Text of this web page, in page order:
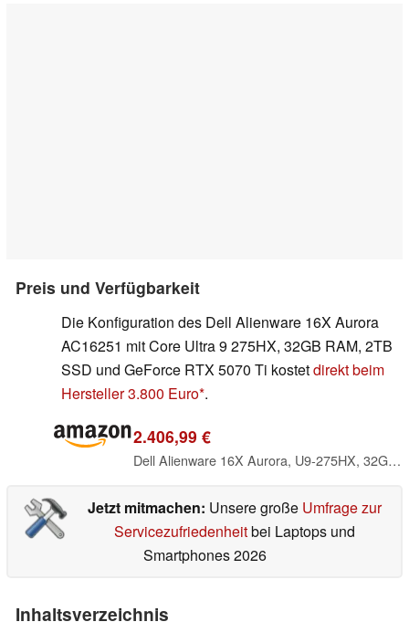
Preis und Verfügbarkeit
Die Konfiguration des Dell Alienware 16X Aurora
AC16251 mit Core Ultra 9 275HX, 32GB RAM, 2TB
SSD und GeForce RTX 5070 Ti kostetdirekt beim
Hersteller 3.800 Euro .
2.406,99 €
Dell Alienware 16X Aurora, U9-275HX, 32GB, 2TB SSD, 16" WQXGA, NVIDIA RTX 5070, 6 Cell, 280W, WLAN, Kb, W11 Home, 1 Jahr Basic Onsite
Jetzt mitmachen: Unsere große Umfrage zur
Servicezufriedenheitbei Laptops und
Smartphones 2026
Inhaltsverzeichnis